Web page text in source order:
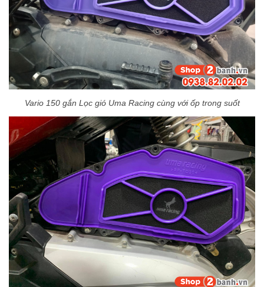
Vario 150 gắn Lọc gió Uma Racing cùng với ốp trong suốt